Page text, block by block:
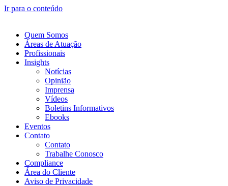
Ir para o conteúdo
Quem Somos
Áreas de Atuação
Profissionais
Insights
Notícias
Opinião
Imprensa
Vídeos
Boletins Informativos
Ebooks
Eventos
Contato
Contato
Trabalhe Conosco
Compliance
Área do Cliente
Aviso de Privacidade